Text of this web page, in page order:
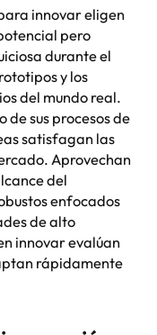
innovar eligen
pero
durante el
y los
del mundo real.
de sus procesos de
satisfagan las
Aprovechan
del
enfocados
de alto
innovar evalúan
rápidamente